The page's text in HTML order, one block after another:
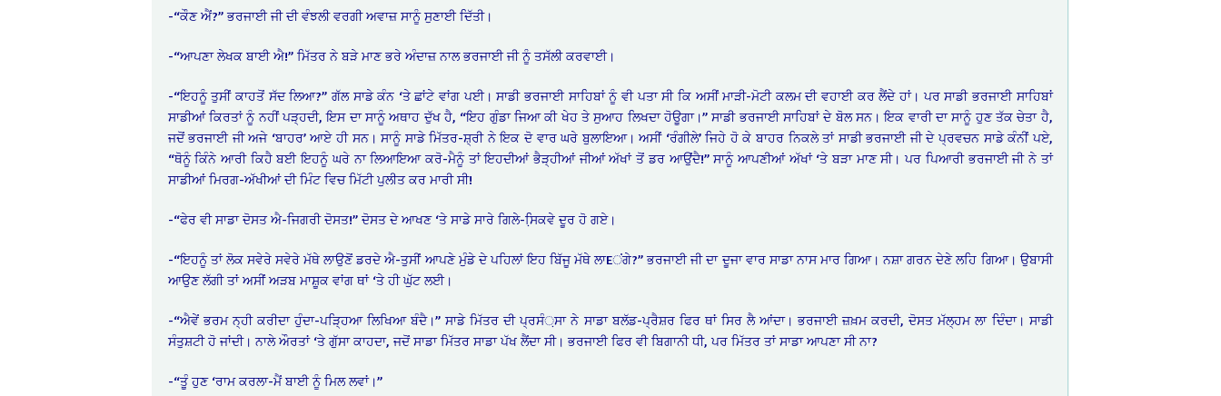
-“ਕੌਣ ਐਂ?” ਭਰਜਾਈ ਜੀ ਦੀ ਵੰਝਲੀ ਵਰਗੀ ਅਵਾਜ਼ ਸਾਨੂੰ ਸੁਣਾਈ ਦਿੱਤੀ।
-“ਆਪਣਾ ਲੇਖਕ ਬਾਈ ਐ!” ਮਿੱਤਰ ਨੇ ਬੜੇ ਮਾਣ ਭਰੇ ਅੰਦਾਜ਼ ਨਾਲ ਭਰਜਾਈ ਜੀ ਨੂੰ ਤਸੱਲੀ ਕਰਵਾਈ।
-“ਇਹਨੂੰ ਤੁਸੀਂ ਕਾਹਤੋਂ ਸੱਦ ਲਿਆ?” ਗੱਲ ਸਾਡੇ ਕੰਨ ‘ਤੇ ਛਾਂਟੇ ਵਾਂਗ ਪਈ। ਸਾਡੀ ਭਰਜਾਈ ਸਾਹਿਬਾਂ ਨੂੰ ਵੀ ਪਤਾ ਸੀ ਕਿ ਅਸੀਂ ਮਾੜੀ-ਮੋਟੀ ਕਲਮ ਦੀ ਵਹਾਈ ਕਰ ਲੈਂਦੇ ਹਾਂ। ਪਰ ਸਾਡੀ ਭਰਜਾਈ ਸਾਹਿਬਾਂ
ਸਾਡੀਆਂ ਕਿਰਤਾਂ ਨੂੰ ਨਹੀਂ ਪੜ੍ਹਦੀ, ਇਸ ਦਾ ਸਾਨੂੰ ਅਥਾਹ ਦੁੱਖ ਹੈ, “ਇਹ ਗੁੰਡਾ ਜਿਆ ਕੀ ਖੇਹ ਤੇ ਸੁਆਹ ਲਿਖਦਾ ਹੋਊਗਾ।” ਸਾਡੀ ਭਰਜਾਈ ਸਾਹਿਬਾਂ ਦੇ ਬੋਲ ਸਨ। ਇਕ ਵਾਰੀ ਦਾ ਸਾਨੂੰ ਹੁਣ ਤੱਕ ਚੇਤਾ ਹੈ,
ਜਦੋਂ ਭਰਜਾਈ ਜੀ ਅਜੇ ‘ਬਾਹਰ’ ਆਏ ਹੀ ਸਨ। ਸਾਨੂੰ ਸਾਡੇ ਮਿੱਤਰ-ਸ਼੍ਰੀ ਨੇ ਇਕ ਦੋ ਵਾਰ ਘਰੇ ਬੁਲਾਇਆ। ਅਸੀਂ ‘ਰੰਗੀਲੇ’ ਜਿਹੇ ਹੋ ਕੇ ਬਾਹਰ ਨਿਕਲੇ ਤਾਂ ਸਾਡੀ ਭਰਜਾਈ ਜੀ ਦੇ ਪ੍ਰਵਚਨ ਸਾਡੇ ਕੰਨੀਂ ਪਏ,
“ਥੋਨੂੰ ਕਿੰਨੇ ਆਰੀ ਕਿਹੈ ਬਈ ਇਹਨੂੰ ਘਰੇ ਨਾ ਲਿਆਇਆ ਕਰੋ-ਮੈਨੂੰ ਤਾਂ ਇਹਦੀਆਂ ਭੈੜ੍ਹੀਆਂ ਜੀਆਂ ਅੱਖਾਂ ਤੋਂ ਡਰ ਆਉਂਦੈ!” ਸਾਨੂੰ ਆਪਣੀਆਂ ਅੱਖਾਂ ‘ਤੇ ਬੜਾ ਮਾਣ ਸੀ। ਪਰ ਪਿਆਰੀ ਭਰਜਾਈ ਜੀ ਨੇ ਤਾਂ
ਸਾਡੀਆਂ ਮਿਰਗ-ਅੱਖੀਆਂ ਦੀ ਮਿੰਟ ਵਿਚ ਮਿੱਟੀ ਪੁਲੀਤ ਕਰ ਮਾਰੀ ਸੀ!
-“ਫੇਰ ਵੀ ਸਾਡਾ ਦੋਸਤ ਐ-ਜਿਗਰੀ ਦੋਸਤ!” ਦੋਸਤ ਦੇ ਆਖਣ ‘ਤੇ ਸਾਡੇ ਸਾਰੇ ਗਿਲੇ-ਸਿ਼ਕਵੇ ਦੂਰ ਹੋ ਗਏ।
-“ਇਹਨੂੰ ਤਾਂ ਲੋਕ ਸਵੇਰੇ ਸਵੇਰੇ ਮੱਥੇ ਲਾਉਣੋਂ ਡਰਦੇ ਐ-ਤੁਸੀਂ ਆਪਣੇ ਮੁੰਡੇ ਦੇ ਪਹਿਲਾਂ ਇਹ ਬਿੱਜੂ ਮੱਥੇ ਲਾEਂਗੇ?” ਭਰਜਾਈ ਜੀ ਦਾ ਦੂਜਾ ਵਾਰ ਸਾਡਾ ਨਾਸ ਮਾਰ ਗਿਆ। ਨਸ਼ਾ ਗਰਨ ਦੇਣੇ ਲਹਿ ਗਿਆ। ਉਬਾਸੀ
ਆਉਣ ਲੱਗੀ ਤਾਂ ਅਸੀਂ ਅੜਬ ਮਾਸ਼ੂਕ ਵਾਂਗ ਥਾਂ ‘ਤੇ ਹੀ ਘੁੱਟ ਲਈ।
-“ਐਵੇਂ ਭਰਮ ਨ੍ਹੀ ਕਰੀਦਾ ਹੁੰਦਾ-ਪੜ੍ਹਿਆ ਲਿਖਿਆ ਬੰਦੈ।” ਸਾਡੇ ਮਿੱਤਰ ਦੀ ਪ੍ਰਸੰ਼ਸਾ ਨੇ ਸਾਡਾ ਬਲੱਡ-ਪ੍ਰੈਸ਼ਰ ਫਿਰ ਥਾਂ ਸਿਰ ਲੈ ਆਂਦਾ। ਭਰਜਾਈ ਜ਼ਖ਼ਮ ਕਰਦੀ, ਦੋਸਤ ਮੱਲ੍ਹਮ ਲਾ ਦਿੰਦਾ। ਸਾਡੀ
ਸੰਤੁਸ਼ਟੀ ਹੋ ਜਾਂਦੀ। ਨਾਲੇ ਔਰਤਾਂ ‘ਤੇ ਗੁੱਸਾ ਕਾਹਦਾ, ਜਦੋਂ ਸਾਡਾ ਮਿੱਤਰ ਸਾਡਾ ਪੱਖ ਲੈਂਦਾ ਸੀ। ਭਰਜਾਈ ਫਿਰ ਵੀ ਬਿਗਾਨੀ ਧੀ, ਪਰ ਮਿੱਤਰ ਤਾਂ ਸਾਡਾ ਆਪਣਾ ਸੀ ਨਾ?
-“ਤੂੰ ਹੁਣ ‘ਰਾਮ ਕਰਲਾ-ਮੈਂ ਬਾਈ ਨੂੰ ਮਿਲ ਲਵਾਂ।”